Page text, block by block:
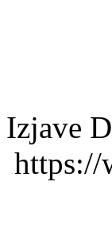
Izjave
https://